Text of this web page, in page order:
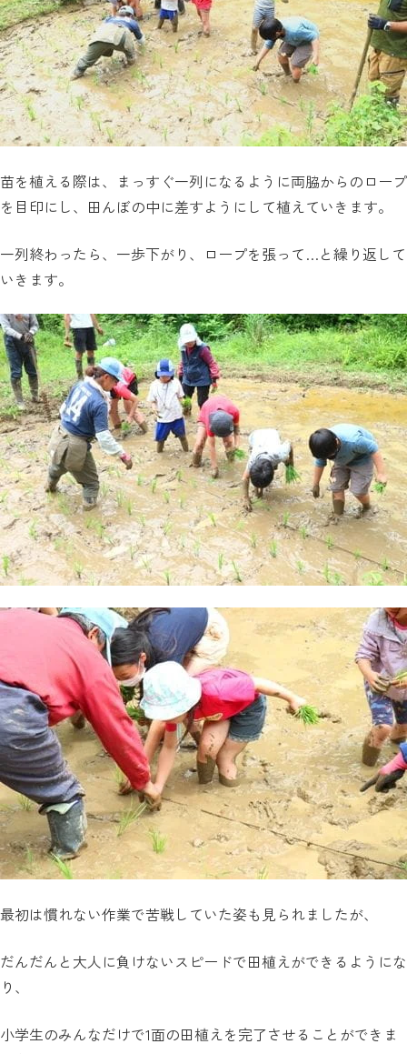
苗を植える際は、まっすぐ一列になるように両脇からのロープ
を目印にし、田んぼの中に差すようにして植えていきます。
一列終わったら、一歩下がり、ロープを張って…と繰り返して
いきます。
最初は慣れない作業で苦戦していた姿も見られましたが、
だんだんと大人に負けないスピードで田植えができるようにな
り、
小学生のみんなだけで1面の田植えを完了させることができま